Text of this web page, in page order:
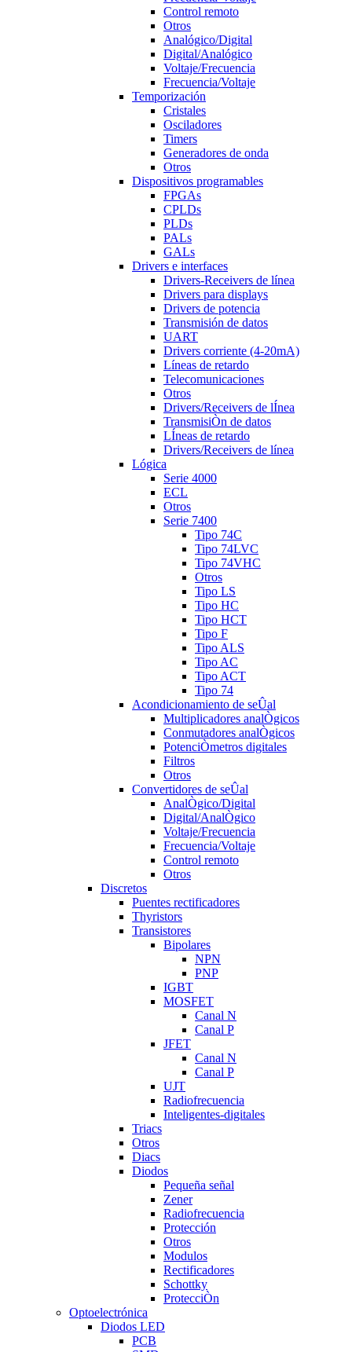
Control remoto
Otros
Analógico/Digital
Digital/Analógico
Voltaje/Frecuencia
Frecuencia/Voltaje
Temporización
Cristales
Osciladores
Timers
Generadores de onda
Otros
Dispositivos programables
FPGAs
CPLDs
PLDs
PALs
GALs
Drivers e interfaces
Drivers-Receivers de línea
Drivers para displays
Drivers de potencia
Transmisión de datos
UART
Drivers corriente (4-20mA)
Líneas de retardo
Telecomunicaciones
Otros
Drivers/Receivers de lÍnea
TransmisiÒn de datos
LÍneas de retardo
Drivers/Receivers de línea
Lógica
Serie 4000
ECL
Otros
Serie 7400
Tipo 74C
Tipo 74LVC
Tipo 74VHC
Otros
Tipo LS
Tipo HC
Tipo HCT
Tipo F
Tipo ALS
Tipo AC
Tipo ACT
Tipo 74
Acondicionamiento de seÛal
Multiplicadores analÒgicos
Conmutadores analÒgicos
PotenciÒmetros digitales
Filtros
Otros
Convertidores de seÛal
AnalÒgico/Digital
Digital/AnalÒgico
Voltaje/Frecuencia
Frecuencia/Voltaje
Control remoto
Otros
Discretos
Puentes rectificadores
Thyristors
Transistores
Bipolares
NPN
PNP
IGBT
MOSFET
Canal N
Canal P
JFET
Canal N
Canal P
UJT
Radiofrecuencia
Inteligentes-digitales
Triacs
Otros
Diacs
Diodos
Pequeña señal
Zener
Radiofrecuencia
Protección
Otros
Modulos
Rectificadores
Schottky
ProtecciÒn
Optoelectrónica
Diodos LED
PCB